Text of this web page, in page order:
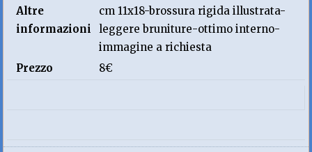
Altre
informazioni
cm 11x18-brossura rigida illustrata-
leggere bruniture-ottimo interno-
immagine a richiesta
Prezzo
8€